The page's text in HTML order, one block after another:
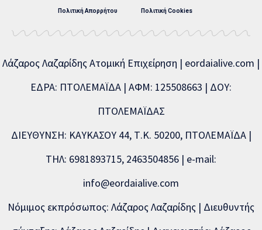
Πολιτική Απορρήτου Πολιτική Cookies
Λάζαρος Λαζαρίδης Ατομική Επιχείρηση | eordaialive.com |
ΕΔΡΑ: ΠΤΟΛΕΜΑΪΔΑ | ΑΦΜ: 125508663 | ΔΟΥ:
ΠΤΟΛΕΜΑΪΔΑΣ
ΔΙΕΥΘΥΝΣΗ: ΚΑΥΚΑΣΟΥ 44, Τ.Κ. 50200, ΠΤΟΛΕΜΑΪΔΑ |
ΤΗΛ: 6981893715, 2463504856 | e-mail:
info@eordaialive.com
Νόμιμος εκπρόσωπος: Λάζαρος Λαζαρίδης | Διευθυντής